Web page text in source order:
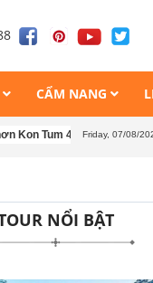
CẨM NANG
4 ngày 4 đêm Tour
Friday, 07/08/
NỔI BẬT